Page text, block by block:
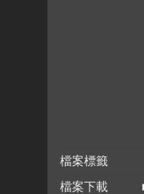
檔案標籤
檔案下載